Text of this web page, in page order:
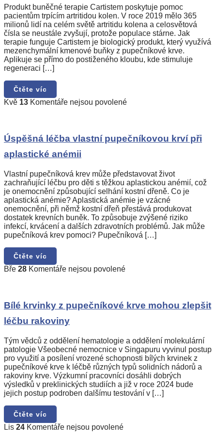
k
léčbě
artritidy
kolen
Produkt buněčné terapie Cartistem poskytuje pomoc
pacientům trpícím artritidou kolen. V roce 2019 mělo 365
milionů lidí na celém světě artritidu kolena a celosvětová
čísla se neustále zvyšují, protože populace stárne. Jak
terapie funguje Cartistem je biologický produkt, který využívá
mezenchymální kmenové buňky z pupečníkové krve.
Aplikuje se přímo do postiženého kloubu, kde stimuluje
regeneraci […]
Čtěte víc
Kvě 13 Komentáře nejsou povolenéu
Úspěšná
léčba
krví
při
aplastické
anémii
Úspěšná léčba vlastní pupečníkovou krví při
aplastické anémii
Vlastní pupečníková krev může představovat život
zachraňující léčbu pro děti s těžkou aplastickou anémií, což
je onemocnění způsobující selhání kostní dřeně. Co je
aplastická anémie? Aplastická anémie je vzácné
onemocnění, při němž kostní dřeň přestává produkovat
dostatek krevních buněk. To způsobuje zvýšené riziko
infekcí, krvácení a dalších zdravotních problémů. Jak může
pupečníková krev pomoci? Pupečníková […]
Čtěte víc
Bře 28 Komentáře nejsou povolenéu
Bílé
krvinky
krve
mohou
zlepšit
léčbu
rakoviny
Bílé krvinky z pupečníkové krve mohou zlepšit
léčbu rakoviny
Tým vědců z oddělení hematologie a oddělení molekulární
patologie Všeobecné nemocnice v Singapuru vyvinul postup
pro využití a posílení vrozené schopnosti bílých krvinek z
pupečníkové krve k léčbě různých typů solidních nádorů a
rakoviny krve. Výzkumní pracovníci dosáhli dobrých
výsledků v preklinických studiích a již v roce 2024 bude
jejich postup podroben dalšímu testování v […]
Čtěte víc
Lis 24 Komentáře nejsou povolenéu